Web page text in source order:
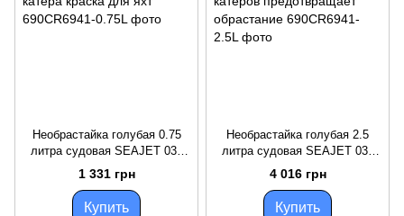
Необрастайка голубая 0.75
литра судовая SEAJET 037
COASTAL для лодки и катера
краска для яхт
1 331 грн
Купить
Необрастайка голубая 2.5
литра судовая SEAJET 037
COASTAL для лодок и
катеров предотвращает
обрастание
4 016 грн
Купить